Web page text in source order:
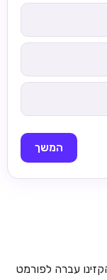
המשך
עברה לפורמט